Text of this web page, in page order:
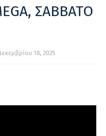
ΣΑΒΒΑΤΟ
18, 2025